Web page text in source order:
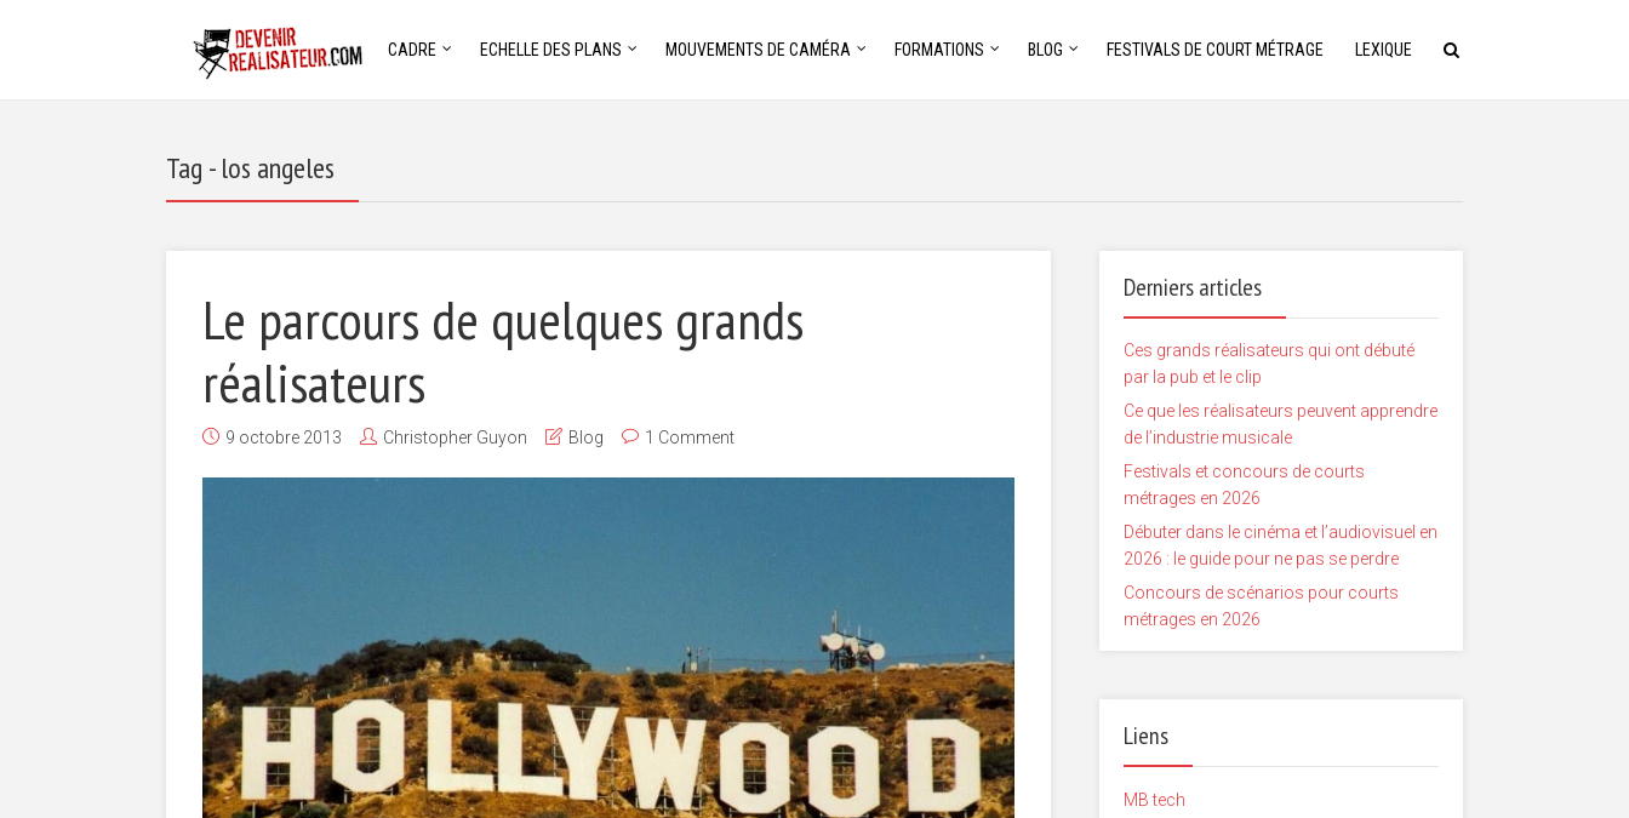
CADRE ECHELLE DES PLANS MOUVEMENTS DE CAMÉRA FORMATIONS BLOG FESTIVALS DE COURT MÉTRAGE LEXIQUE
Tag - los angeles
Le parcours de quelques grands
réalisateurs
9 octobre 2013 Christopher Guyon Blog 1 Comment
Derniers articles
Ces grands réalisateurs qui ont débuté
par la pub et le clip
Ce que les réalisateurs peuvent apprendre
de l’industrie musicale
Festivals et concours de courts
métrages en 2026
Débuter dans le cinéma et l’audiovisuel en
2026 : le guide pour ne pas se perdre
Concours de scénarios pour courts
métrages en 2026
Liens
MB tech